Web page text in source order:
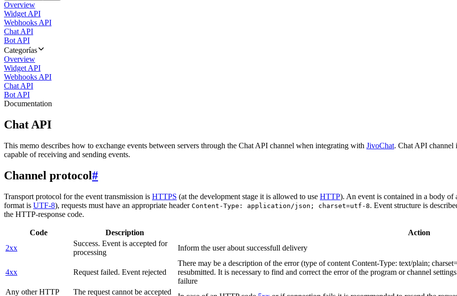
Overview
Widget API
Webhooks API
Chat API
Bot API
Categorías
Overview
Widget API
Webhooks API
Chat API
Bot API
Documentation
Chat API
This memo describes how to exchange events between servers through the Chat API channel when integrating with JivoChat. Chat API channel
capable of receiving and sending events.
Channel protocol#
Transport protocol for the event transmission is HTTPS (at the development stage it is allowed to use HTTP). An event is contained in a body of
format is UTF-8), requests must have an appropriate header Content-Type: application/json; charset=utf-8. Event structure is
the HTTP-response code.
Code Description
Action
2xx
Success. Event is accepted for
processing
Inform the user about successfull delivery
4xx Request failed. Event rejected
There may be a description of the error (type of content Content-Type: text/plain;
resubmitted. It is necessary to find and correct the error of the program or channel
failure
Any other HTTP
The request cannot be accepted